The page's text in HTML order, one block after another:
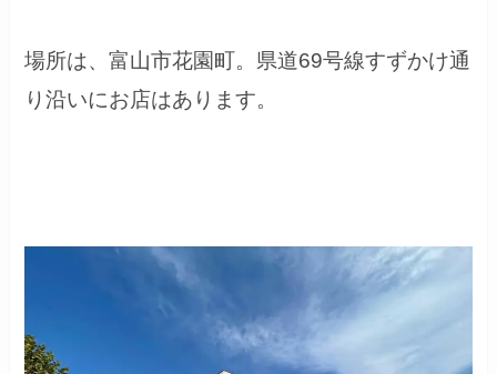
場所は、富山市花園町。県道69号線すずかけ通
り沿いにお店はあります。